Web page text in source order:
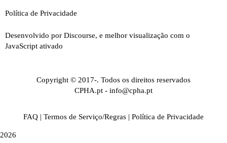
Política de Privacidade
Desenvolvido por Discourse, e melhor visualização com o
JavaScript ativado
Copyright © 2017-. Todos os direitos reservados
CPHA.pt - info@cpha.pt
FAQ | Termos de Serviço/Regras | Política de Privacidade
2026